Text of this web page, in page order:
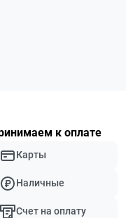
к оплате
Карты
Наличные
Счет на оплату